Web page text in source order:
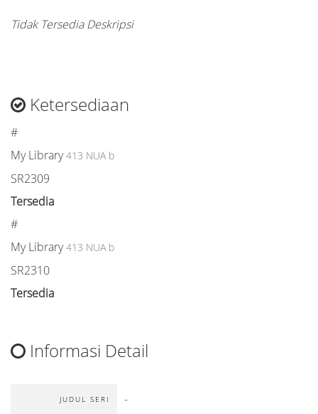
Tidak Tersedia Deskripsi
Ketersediaan
#
My Library 413 NUA b
SR2309
Tersedia
#
My Library 413 NUA b
SR2310
Tersedia
Informasi Detail
JUDUL SERI -